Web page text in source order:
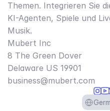
Themen. Integrieren Sie
KI-Agenten, Spiele und
Musik.
Mubert Inc
8 The Green Dover
Delaware US 19901​
business@mubert.com
Select